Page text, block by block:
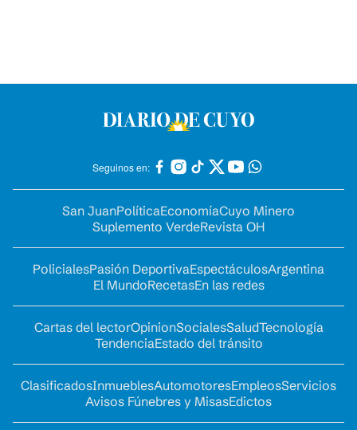
Seguinos en:
San JuanPolíticaEconomíaCuyo Minero
Suplemento VerdeRevista OH
PolicialesPasión DeportivaEspectáculosArgentina
El MundoRecetasEn las redes
Cartas del lectorOpinionSocialesSaludTecnología
TendenciaEstado del tránsito
ClasificadosInmueblesAutomotoresEmpleosServicios
Avisos Fúnebres y MisasEdictos